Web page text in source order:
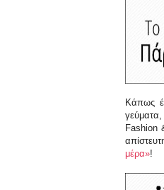
Κάπως
Fashion
μέρα»!